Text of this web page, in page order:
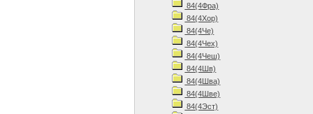
84(4Фра)
84(4Хор)
84(4Че)
84(4Чех)
84(4Чеш)
84(4Шв)
84(4Шва)
84(4Шве)
84(4Эст)